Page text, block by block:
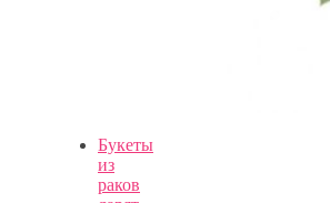
Букеты
из
раков